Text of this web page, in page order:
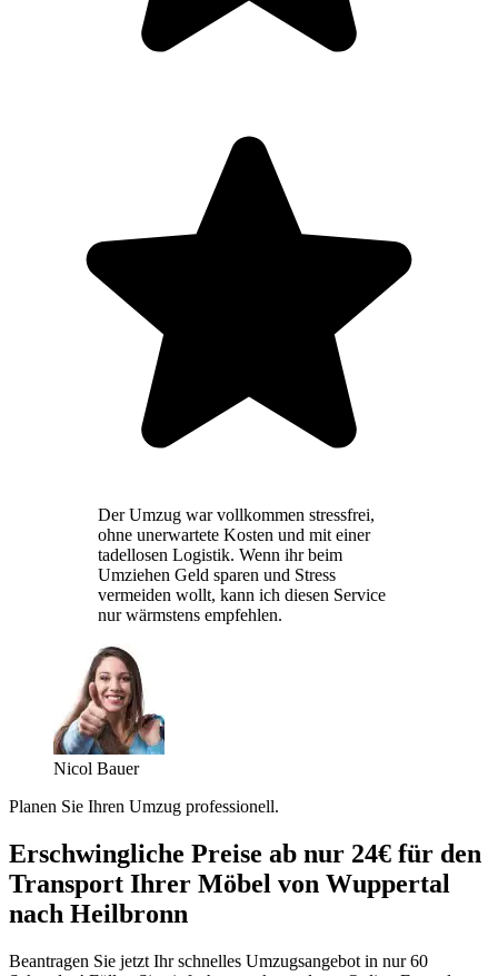
Der Umzug war vollkommen stressfrei,
ohne unerwartete Kosten und mit einer
tadellosen Logistik. Wenn ihr beim
Umziehen Geld sparen und Stress
vermeiden wollt, kann ich diesen Service
nur wärmstens empfehlen.
Nicol Bauer
Planen Sie Ihren Umzug professionell.
Erschwingliche Preise ab nur 24€ für den
Transport Ihrer Möbel von Wuppertal
nach Heilbronn
Beantragen Sie jetzt Ihr schnelles Umzugsangebot in nur 60